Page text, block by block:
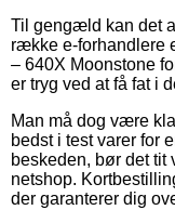
Til gengæld kan det
række e-forhandlere
– 640X Moonstone
er tryg ved at få fat i
Man må dog være
bedst i test varer for
beskeden, bør det
netshop.
der garanterer dig